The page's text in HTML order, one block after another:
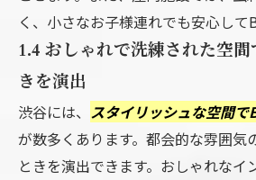
く、小さなお子様連れでも安心して
1.4 おしゃれで洗練された空間
きを演出
渋谷には、 スタイリッシュな空間で
が数多くあります。都会的な雰囲気
ときを演出できます。おしゃれなイ